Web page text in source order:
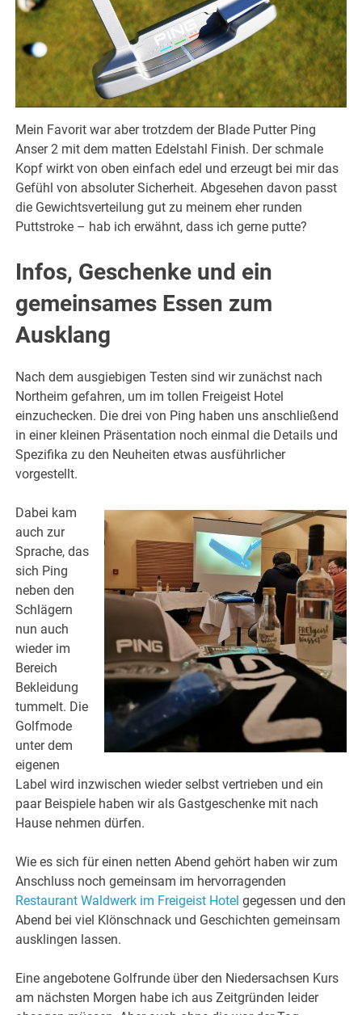
Mein Favorit war aber trotzdem der Blade Putter Ping
Anser 2 mit dem matten Edelstahl Finish. Der schmale
Kopf wirkt von oben einfach edel und erzeugt bei mir das
Gefühl von absoluter Sicherheit. Abgesehen davon passt
die Gewichtsverteilung gut zu meinem eher runden
Puttstroke – hab ich erwähnt, dass ich gerne putte?
Infos, Geschenke und ein
gemeinsames Essen zum
Ausklang
Nach dem ausgiebigen Testen sind wir zunächst nach
Northeim gefahren, um im tollen Freigeist Hotel
einzuchecken. Die drei von Ping haben uns anschließend
in einer kleinen Präsentation noch einmal die Details und
Spezifika zu den Neuheiten etwas ausführlicher
vorgestellt.
Dabei kam
auch zur
Sprache, das
sich Ping
neben den
Schlägern
nun auch
wieder im
Bereich
Bekleidung
tummelt. Die
Golfmode
unter dem
eigenen
Label wird inzwischen wieder selbst vertrieben und ein
paar Beispiele haben wir als Gastgeschenke mit nach
Hause nehmen dürfen.
Wie es sich für einen netten Abend gehört haben wir zum
Anschluss noch gemeinsam im hervorragenden
Restaurant Waldwerk im Freigeist Hotel gegessen und den
Abend bei viel Klönschnack und Geschichten gemeinsam
ausklingen lassen.
Eine angebotene Golfrunde über den Niedersachsen Kurs
am nächsten Morgen habe ich aus Zeitgründen leider